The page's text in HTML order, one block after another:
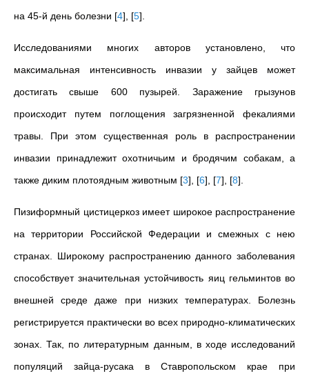
на 45-й день болезни [4] [5]
Исследованиями многих авторов установлено, что
максимальная интенсивность инвазии у зайцев может
достигать свыше 600 пузырей. Заражение грызунов
происходит путем поглощения загрязненной фекалиями
травы. При этом существенная роль в распространении
инвазии принадлежит охотничьим и бродячим собакам, а
также диким плотоядным животным [3] [6] [7] [8]
Пизиформный цистицеркоз имеет широкое распространение
на территории Российской Федерации и смежных с нею
странах. Широкому распространению данного заболевания
способствует значительная устойчивость яиц гельминтов во
внешней среде даже при низких температурах. Болезнь
регистрируется практически во всех природно-климатических
зонах. Так, по литературным данным, в ходе исследований
популяций зайца-русака в Ставропольском крае при